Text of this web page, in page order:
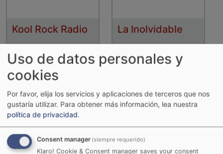
Kool Rock Radio La Inolvidable
Uso de datos personales y
cookies
Por favor, elija los servicios y aplicaciones de terceros que nos
gustaría utilizar. Para obtener más información, lea nuestra
política de privacidad.
Consent manager (siempre requerido)
Klaro! Cookie & Consent manager saves your consent